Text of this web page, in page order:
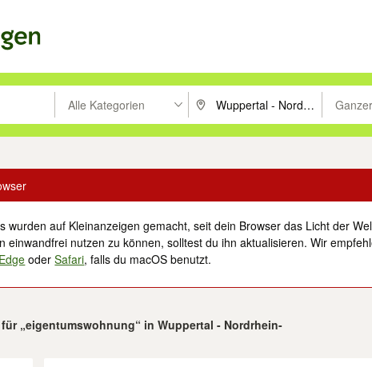
drücken um zu suchen, oder Vorschläge mit den Pfeiltasten nach
Alle Kategorien PLZ oder Ort eingeben. Suche
wurden auf Kleinanzeigen gemacht, seit dein Browser das Licht der
einwandfrei nutzen zu können, solltest du ihn aktualisieren. Wir
oderSafari, falls du macOS benutzt.
„eigentumswohnung“ in Wuppertal - Nordrhein-